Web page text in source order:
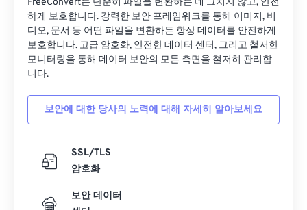
FreeConvert는 단순히 파일을 변환하는 데 그치지 않고, 안전
하게 보호합니다. 강력한 보안 프레임워크를 통해 이미지, 비
디오, 문서 등 어떤 파일을 변환하든 항상 데이터를 안전하게
보호합니다. 고급 암호화, 안전한 데이터 센터, 그리고 철저한
모니터링을 통해 데이터 보안의 모든 측면을 철저히 관리합
니다.
보안에 대한 당사의 노력에 대해 자세히 알아보세요
SSL/TLS
암호화
보안 데이터